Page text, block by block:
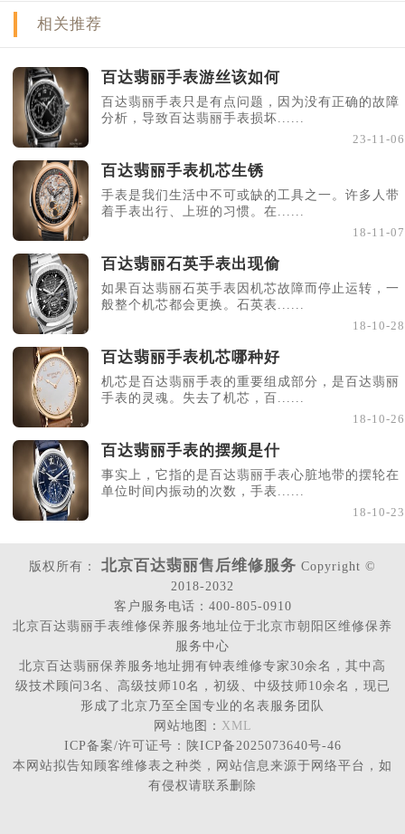
相关推荐
百达翡丽手表游丝该如何
百达翡丽手表只是有点问题，因为没有正确的故障
分析，导致百达翡丽手表损坏......
23-11-06
百达翡丽手表机芯生锈
手表是我们生活中不可或缺的工具之一。许多人带
着手表出行、上班的习惯。在......
18-11-07
百达翡丽石英手表出现偷
如果百达翡丽石英手表因机芯故障而停止运转，一
般整个机芯都会更换。石英表......
18-10-28
百达翡丽手表机芯哪种好
机芯是百达翡丽手表的重要组成部分，是百达翡丽
手表的灵魂。失去了机芯，百......
18-10-26
百达翡丽手表的摆频是什
事实上，它指的是百达翡丽手表心脏地带的摆轮在
单位时间内振动的次数，手表......
18-10-23
版权所有： 北京百达翡丽售后维修服务 Copyright ©
2018-2032
客户服务电话：400-805-0910
北京百达翡丽手表维修保养服务地址位于北京市朝阳区维修保养
服务中心
北京百达翡丽保养服务地址拥有钟表维修专家30余名，其中高
级技术顾问3名、高级技师10名，初级、中级技师10余名，现已
形成了北京乃至全国专业的名表服务团队
网站地图： XML
ICP备案/许可证号：陕ICP备2025073640号-46
本网站拟告知顾客维修表之种类，网站信息来源于网络平台，如
有侵权请联系删除